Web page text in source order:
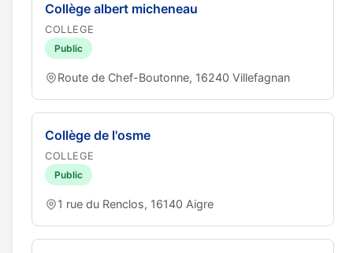
Collège albert micheneau
COLLEGE
Public
Route de Chef-Boutonne, 16240 Villefagnan
Collège de l'osme
COLLEGE
Public
1 rue du Renclos, 16140 Aigre